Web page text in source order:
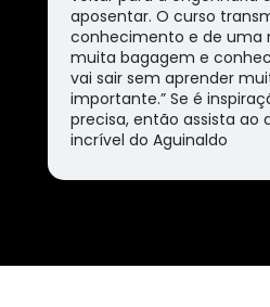
aposentar. O curso
conhecimento e de uma
muita bagagem e
vai sair sem aprender
importante.” Se é
precisa, então assista ao
incrível do Aguinaldo